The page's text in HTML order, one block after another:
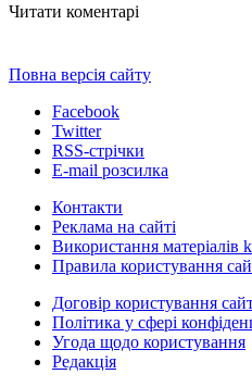
Читати коментарі
Повна версія сайту
Facebook
Twitter
RSS-стрічки
E-mail розсилка
Контакти
Реклама на сайті
Використання матеріалів
Правила користування
Договір користування
Політика у сфері
Угода щодо користування
Редакція